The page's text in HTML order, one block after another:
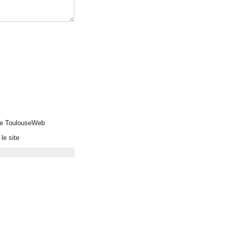
ToulouseWeb
le site